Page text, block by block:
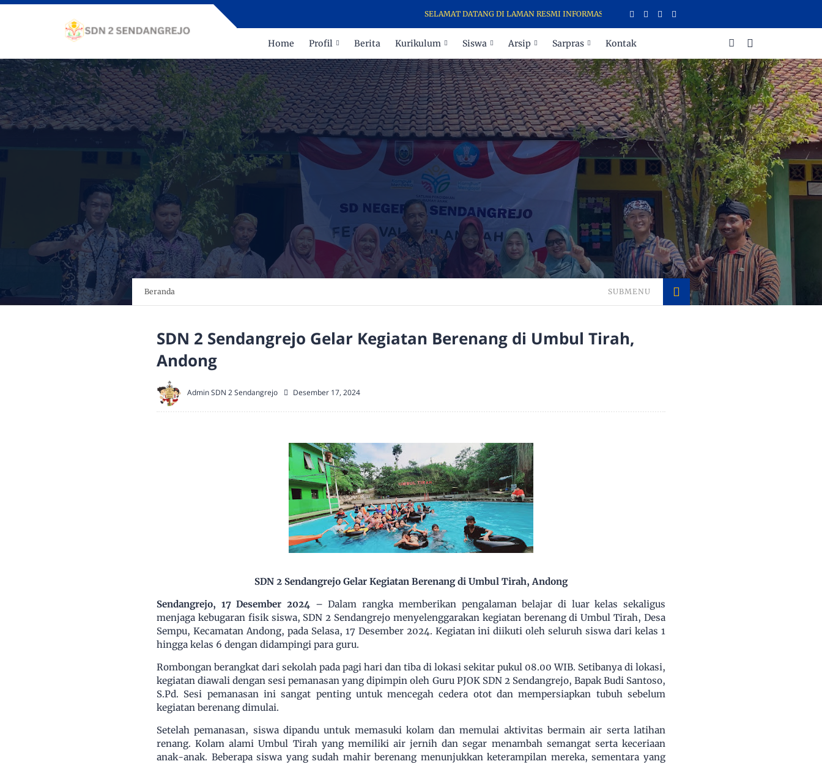
SELAMAT DATANG DI LAMAN RESMI INFORMASI SEKOLAH (LARIS) SD NEGERI 2 SENDANGREJO
Home Profil Berita Kurikulum Siswa Arsip Sarpras Kontak
Beranda SUBMENU
SDN 2 Sendangrejo Gelar Kegiatan Berenang di Umbul Tirah,
Andong
Admin SDN 2 Sendangrejo Desember 17, 2024
SDN 2 Sendangrejo Gelar Kegiatan Berenang di Umbul Tirah, Andong
Sendangrejo, 17 Desember 2024 – Dalam rangka memberikan pengalaman belajar di luar kelas sekaligus
menjaga kebugaran fisik siswa, SDN 2 Sendangrejo menyelenggarakan kegiatan berenang di Umbul Tirah, Desa
Sempu, Kecamatan Andong, pada Selasa, 17 Desember 2024. Kegiatan ini diikuti oleh seluruh siswa dari kelas 1
hingga kelas 6 dengan didampingi para guru.
Rombongan berangkat dari sekolah pada pagi hari dan tiba di lokasi sekitar pukul 08.00 WIB. Setibanya di lokasi,
kegiatan diawali dengan sesi pemanasan yang dipimpin oleh Guru PJOK SDN 2 Sendangrejo, Bapak Budi Santoso,
S.Pd. Sesi pemanasan ini sangat penting untuk mencegah cedera otot dan mempersiapkan tubuh sebelum
kegiatan berenang dimulai.
Setelah pemanasan, siswa dipandu untuk memasuki kolam dan memulai aktivitas bermain air serta latihan
renang. Kolam alami Umbul Tirah yang memiliki air jernih dan segar menambah semangat serta keceriaan
anak-anak. Beberapa siswa yang sudah mahir berenang menunjukkan keterampilan mereka, sementara yang